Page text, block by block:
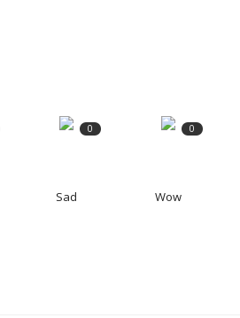
0
Sad
0
Wow